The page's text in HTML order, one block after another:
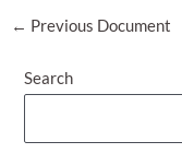
Post
← Previous Document
Search